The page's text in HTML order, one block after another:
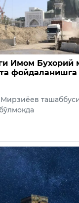
Имом Бухорий
фойдаланишга